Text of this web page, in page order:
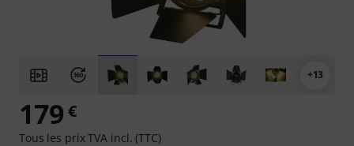
+13
179 €
Tous les prix TVA incl. (TTC)